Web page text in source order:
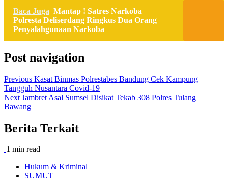
Baca Juga Mantap ! Satres Narkoba
Polresta Deliserdang Ringkus Dua Orang
Penyalahgunaan Narkoba
Post navigation
Previous Kasat Binmas Polrestabes Bandung Cek Kampung
Tangguh Nusantara Covid-19
Next Jambret Asal Sumsel Disikat Tekab 308 Polres Tulang
Bawang
Berita Terkait
1 min read
Hukum & Kriminal
SUMUT